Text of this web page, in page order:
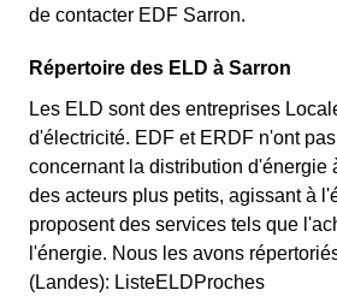
de contacter EDF Sarron.
Répertoire des ELD à Sarron
Les ELD sont des entreprises
d'électricité. EDF et ERDF n'ont
concernant la distribution d'énergie
des acteurs plus petits, agissant à
proposent des services tels que
l'énergie. Nous les avons
(Landes): ListeELDProches